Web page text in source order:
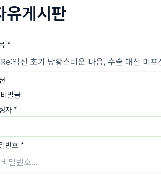
유게시판
*
비밀글
자 *
번호 *